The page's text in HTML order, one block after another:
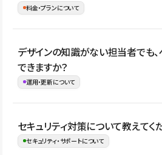
め、移行後にページ構成やデザイン、
理、セキュリティ確認、既存システム
ない段階でも、お問い合わせください。
お問合せはこちら
料金・プランについて
公開ページ数、バージョン履歴の期間、
管理の有無などがプランごとに異なり
ージをご覧ください。
デザインの知識がない担当者でも
できますか？
運用・更新について
はい。CMSやコンポーネントを活用して
ことで、デザインを崩しにくい状態で運
セキュリティ対策について教えてく
セキュリティ・サポートについて